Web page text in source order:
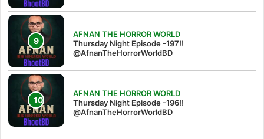
AFNAN THE HORROR WORLD
Thursday Night Episode -197!!‪
@AfnanTheHorrorWorldBD‬
AFNAN THE HORROR WORLD
Thursday Night Episode -196!!
@AfnanTheHorrorWorldBD